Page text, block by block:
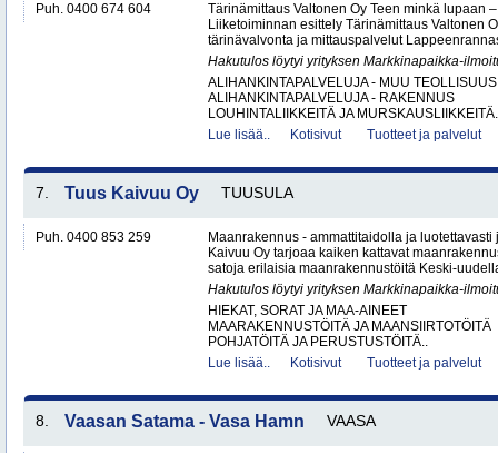
Puh. 0400 674 604
Tärinämittaus Valtonen Oy Teen minkä lupaan
Liiketoiminnan esittely Tärinämittaus Valtonen
tärinävalvonta ja mittauspalvelut
Hakutulos löytyi yrityksen Markkinapaikka-
ALIHANKINTAPALVELUJA - MUU TEOLLISUUS
ALIHANKINTAPALVELUJA - RAKENNUS
LOUHINTALIIKKEITÄ JA
Lue lisää..
Kotisivut Tuotteet ja palvelut
7. Tuus Kaivuu Oy TUUSULA
Puh. 0400 853 259
Maanrakennus - ammattitaidolla ja
Kaivuu Oy tarjoaa kaiken kattavat
satoja erilaisia maanrakennustöitä Keski-
Hakutulos löytyi yrityksen Markkinapaikka-
HIEKAT, SORAT JA MAA-AINEET
MAARAKENNUSTÖITÄ JA MAANSIIRTOTÖITÄ
POHJATÖITÄ JA PERUSTUSTÖITÄ..
Lue lisää..
Kotisivut Tuotteet ja palvelut
8. Vaasan Satama - Vasa Hamn VAASA